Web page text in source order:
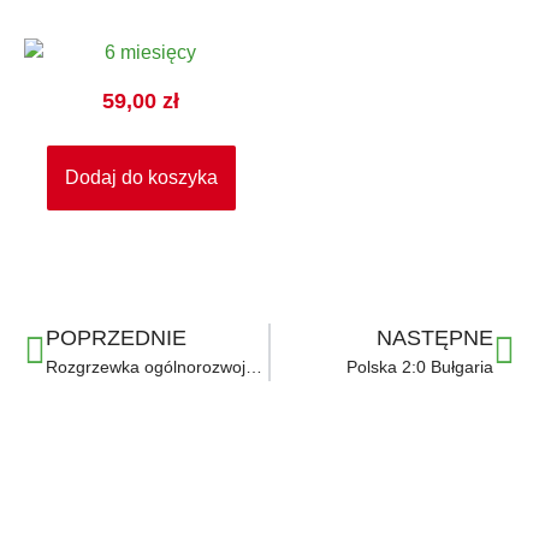
59,00 zł
Dodaj do koszyka
POPRZEDNIE NASTĘPNE
Polska 2:0 Bułgaria